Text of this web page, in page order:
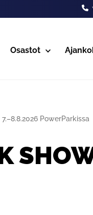
Osastot
PowerParkissa